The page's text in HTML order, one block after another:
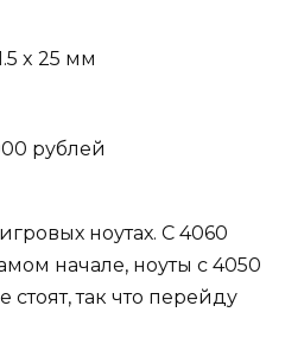
x 25 мм
рублей
ноутах. С 4060
начале, ноуты с 4050
так что перейду